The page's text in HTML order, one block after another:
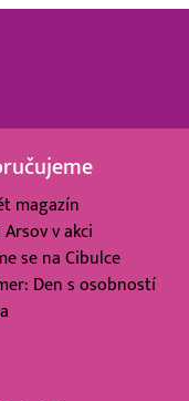
magazín
Arsov v akci
se na Cibulce
Den s osobností